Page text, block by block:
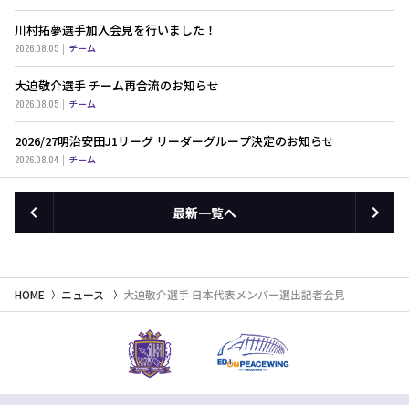
川村拓夢選手加入会見を行いました！
2026.08.05 チーム
大迫敬介選手 チーム再合流のお知らせ
2026.08.05 チーム
2026/27明治安田J1リーグ リーダーグループ決定のお知らせ
2026.08.04 チーム
最新一覧へ
HOME ニュース 大迫敬介選手 日本代表メンバー選出記者会見